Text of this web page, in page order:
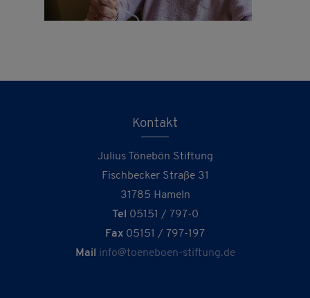
Kontakt
Julius Tönebön Stiftung
Fischbecker Straße 31
31785 Hameln
Tel
05151 / 797-0
Fax 05151 / 797-197
Mail
info@toeneboen-stiftung.de